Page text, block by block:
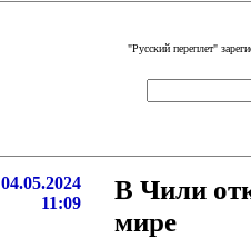
"Русский переплет"
04.05.2024
11:09
В Чили
мире